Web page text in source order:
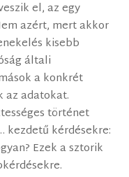
el, az egy
azért, mert akkor
kisebb
általi
a konkrét
az adatokat.
történet
kezdetű kérdésekre:
Ezek a sztorik